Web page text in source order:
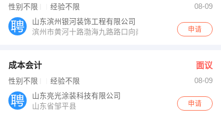
性别不限 经验不限
08-09
山东滨州银河装饰工程有限公司
滨州市黄河十路渤海九路路口向南100路东
申请
成本会计 面议
性别不限 经验不限
08-09
山东亮光涂装科技有限公司
山东省邹平县
申请